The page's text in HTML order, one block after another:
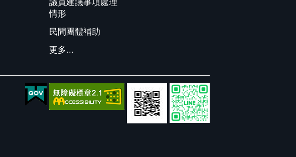
議員建議事項處理
情形
民間團體補助
更多...